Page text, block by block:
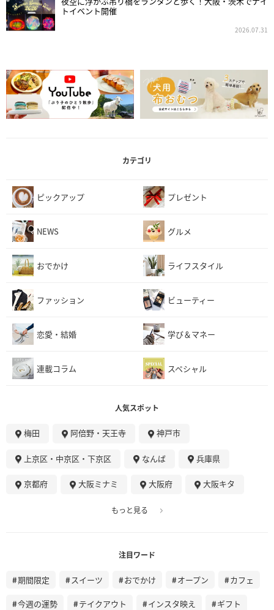
トイベント開催
2026.07.31
カテゴリ
ピックアップ プレゼント
NEWS グルメ
おでかけ ライフスタイル
ファッション ビューティー
恋愛・結婚 学び＆マネー
連載コラム スペシャル
人気スポット
梅田 阿倍野・天王寺 神戸市
上京区・中京区・下京区 なんば 兵庫県
京都府 大阪ミナミ 大阪府 大阪キタ
もっと見る
注目ワード
期間限定 スイーツ おでかけ オープン カフェ
今週の運勢 テイクアウト インスタ映え ギフト